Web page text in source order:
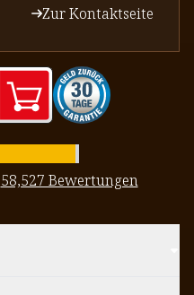
Zur Kontaktseite
58,527 Bewertungen